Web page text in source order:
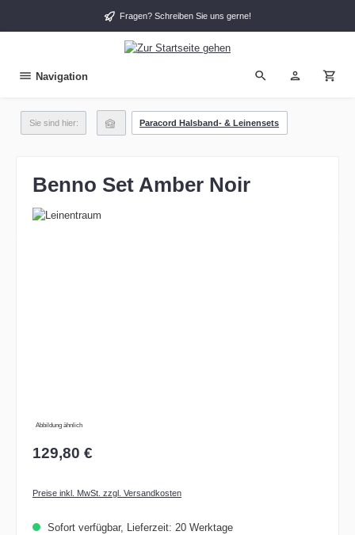
Fragen? Schreiben Sie uns gerne!
Navigation
Sie sind hier: Paracord Halsband- & Leinensets
Benno Set Amber Noir
Abbildung ähnlich
129,80 €
Preise inkl. MwSt. zzgl. Versandkosten
Sofort verfügbar, Lieferzeit: 20 Werktage